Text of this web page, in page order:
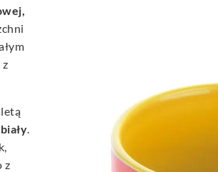
.
z